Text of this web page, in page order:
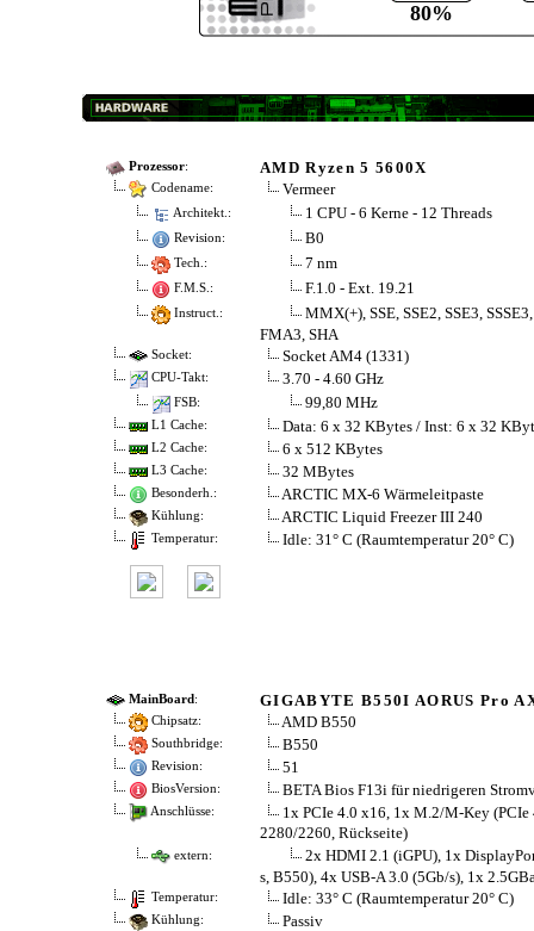
80%
Prozessor: AMD Ryzen 5 5600X
Codename: Vermeer
Architekt.: 1 CPU - 6 Kerne - 12 Threads
Revision: B0
Tech.: 7 nm
F.M.S.: F.1.0 - Ext. 19.21
Instruct.:
MMX(+), SSE, SSE2, SSE3,
FMA3, SHA
Socket: Socket AM4 (1331)
CPU-Takt: 3.70 - 4.60 GHz
FSB: 99,80 MHz
L1 Cache: Data: 6 x 32 KBytes / Inst: 6 x 32
L2 Cache: 6 x 512 KBytes
L3 Cache: 32 MBytes
Besonderh.: ARCTIC MX-6 Wärmeleitpaste
Kühlung: ARCTIC Liquid Freezer III 240
Temperatur: Idle: 31° C (Raumtemperatur 20° C)
MainBoard: GIGABYTE B550I AORUS Pro
Chipsatz: AMD B550
Southbridge: B550
Revision: 51
BiosVersion: BETA Bios F13i für niedrigeren
Anschlüsse:
1x PCIe 4.0 x16, 1x M.2/​M-Key
2280/​2260, Rückseite)
extern:
2x HDMI 2.1 (iGPU), 1x
s, B550), 4x USB-A 3.0 (5Gb/​s), 1x
Temperatur: Idle: 33° C (Raumtemperatur 20° C)
Kühlung: Passiv